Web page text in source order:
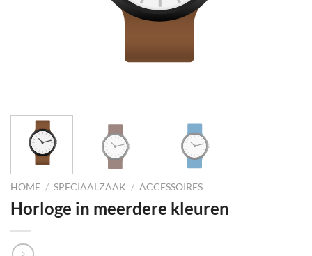
HOME / SPECIAALZAAK / ACCESSOIRES
Horloge in meerdere kleuren